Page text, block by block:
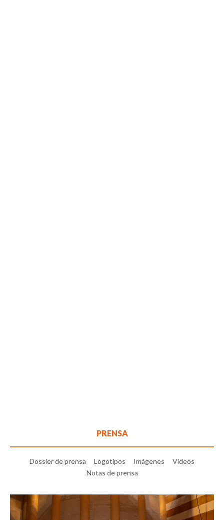
PRENSA
Dossier de prensa Logotipos Imágenes
Vídeos
Notas de prensa